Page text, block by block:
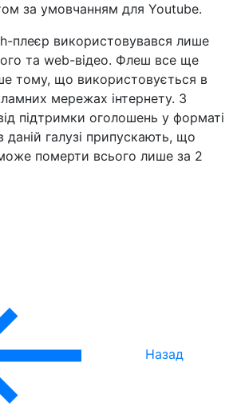
за умовчанням для Youtube.
плеєр використовувався лише
та web-відео. Флеш все ще
тому, що використовується в
мережах інтернету. З
підтримки оголошень у форматі
даній галузі припускають, що
померти всього лише за 2
Назад